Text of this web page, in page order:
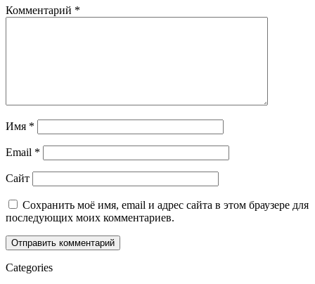
Комментарий *
Имя *
Email *
Сайт
Сохранить моё имя, email и адрес сайта в этом браузере для
последующих моих комментариев.
Categories